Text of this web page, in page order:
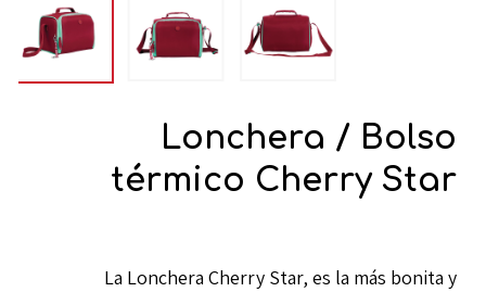
Lonchera / Bolso
térmico Cherry Star
La Lonchera Cherry Star, es la más bonita y